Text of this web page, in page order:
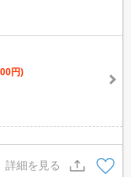
円)
詳細を見る